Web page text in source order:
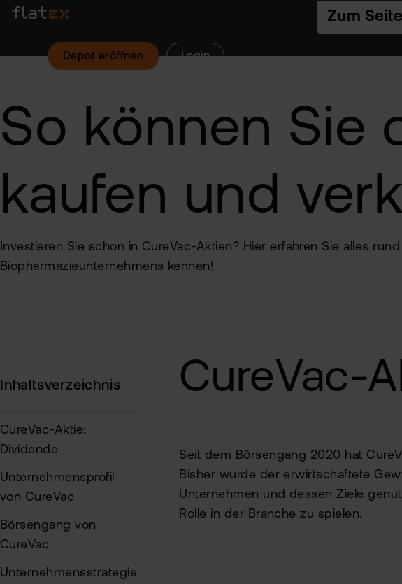
Zur
Zum
Zum
Depot eröffnen Login
So können Sie
kaufen und
Investieren Sie schon in CureVac-Aktien? Hier erfahren Sie alles
Biopharmazieunternehmens kennen!
Inhaltsverzeichnis
CureVac-Aktie:
Dividende
Unternehmensprofil
von CureVac
Börsengang von
CureVac
Unternehmensstrategie
CureVac-
Seit dem Börsengang 2020 hat
Bisher wurde der erwirtschaftete
Unternehmen und dessen Ziele
Rolle in der Branche zu spielen.